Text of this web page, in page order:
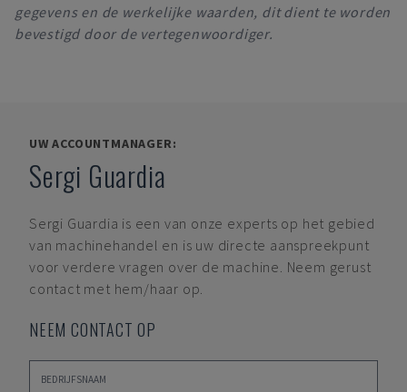
gegevens en de werkelijke waarden, dit dient te worden
bevestigd door de vertegenwoordiger.
UW ACCOUNTMANAGER:
Sergi Guardia
Sergi Guardia is een van onze experts op het gebied
van machinehandel en is uw directe aanspreekpunt
voor verdere vragen over de machine. Neem gerust
contact met hem/haar op.
NEEM CONTACT OP